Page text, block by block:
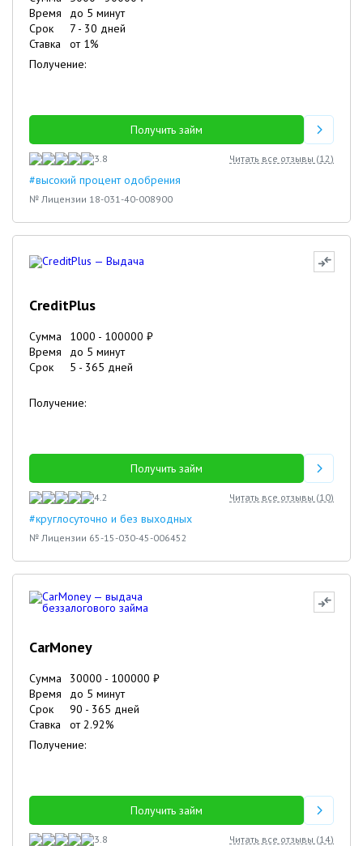
Время
до 5 минут
Срок
7 - 30 дней
Ставка
от 1%
Получение:
Получить займ
3.8 Читать все отзывы (12)
#высокий процент одобрения
№ Лицензии 18-031-40-008900
CreditPlus
Сумма 1000 - 100000 ₽
Время
до 5 минут
Срок
5 - 365 дней
Получение:
Получить займ
4.2 Читать все отзывы (10)
#круглосуточно и без выходных
№ Лицензии 65-15-030-45-006452
CarMoney
Сумма 30000 - 100000 ₽
Время
до 5 минут
Срок
90 - 365 дней
Ставка
от2.92%
Получение:
Получить займ
3.8 Читать все отзывы (14)